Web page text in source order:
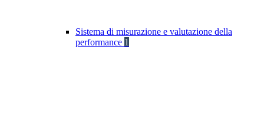
Sistema di misurazione e valutazione della
performance 1